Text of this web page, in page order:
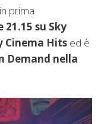
prima
su Sky
Cinema Hits ed è
Demand nella